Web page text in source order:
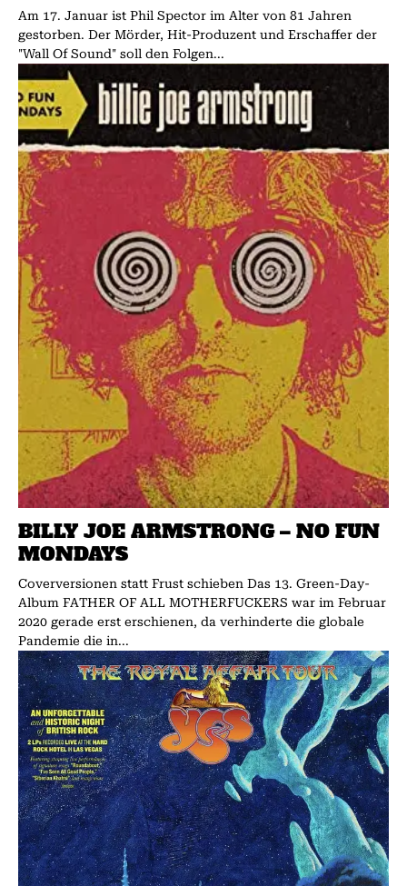
Am 17. Januar ist Phil Spector im Alter von 81 Jahren
gestorben. Der Mörder, Hit-Produzent und Erschaffer der
"Wall Of Sound" soll den Folgen...
BILLY JOE ARMSTRONG – NO FUN
MONDAYS
Coverversionen statt Frust schieben Das 13. Green-Day-
Album FATHER OF ALL MOTHERFUCKERS war im Februar
2020 gerade erst erschienen, da verhinderte die globale
Pandemie die in...